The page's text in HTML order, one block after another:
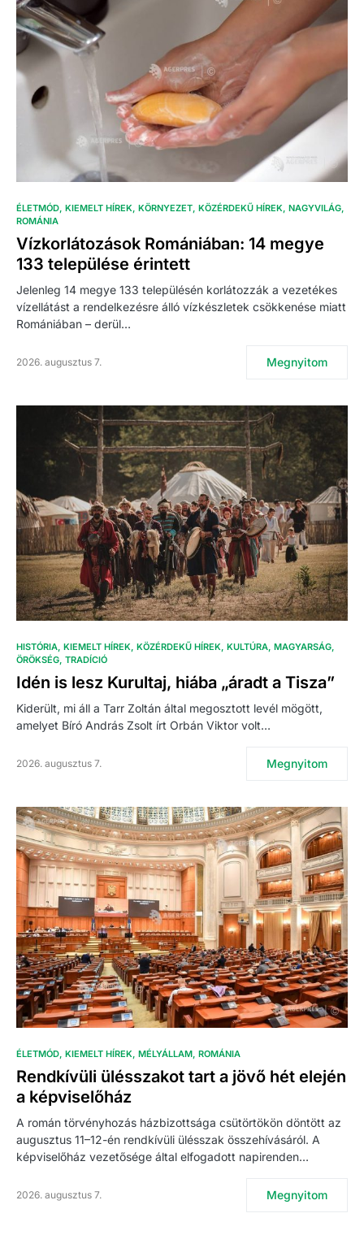
ÉLETMÓD KIEMELT HÍREK KÖRNYEZET KÖZÉRDEKŰ HÍREK NAGYVILÁG
ROMÁNIA
Vízkorlátozások Romániában: 14 megye
133 települése érintett
Jelenleg 14 megye 133 településén korlátozzák a vezetékes
vízellátást a rendelkezésre álló vízkészletek csökkenése miatt
Romániában – derül…
2026. augusztus 7. Megnyitom
HISTÓRIA KIEMELT HÍREK KÖZÉRDEKŰ HÍREK KULTÚRA MAGYARSÁG
ÖRÖKSÉG TRADÍCIÓ
Idén is lesz Kurultaj, hiába „áradt a Tisza”
Kiderült, mi áll a Tarr Zoltán által megosztott levél mögött,
amelyet Bíró András Zsolt írt Orbán Viktor volt…
2026. augusztus 7. Megnyitom
ÉLETMÓD KIEMELT HÍREK MÉLYÁLLAM ROMÁNIA
Rendkívüli ülésszakot tart a jövő hét elején
a képviselőház
A román törvényhozás házbizottsága csütörtökön döntött az
augusztus 11–12-én rendkívüli ülésszak összehívásáról. A
képviselőház vezetősége által elfogadott napirenden…
2026. augusztus 7. Megnyitom